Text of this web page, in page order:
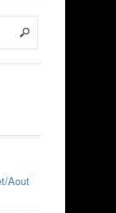
Aout